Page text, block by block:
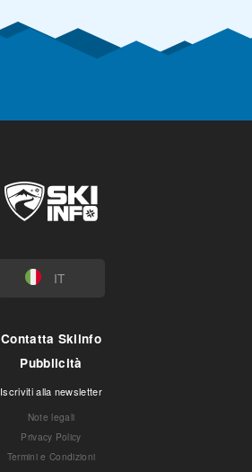
IT
Contatta Skiinfo
Pubblicità
Iscriviti alla newsletter
Note legali
Privacy Policy
Termini e Condizioni